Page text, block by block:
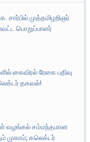
சார்பில் முத்தமிழறிஞர்
பொறுப்பாளர்
கைவிரல் ரேகை பதிவு
தகவல்!
வழங்கல் சம்மந்தமான
முகாம்; கலெக்டர்